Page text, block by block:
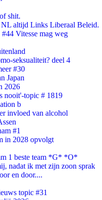
shit.
altijd Links Liberaal Beleid.
Vitesse mag weg
seksualiteit? deel 4
#30
Japan
2026
nooit'-topic # 1819
b
invloed van alcohol
#1
in 2028 opvolgt
1 beste team *G* *O*
nadat ik met zijn zoon sprak
en door....
topic #31